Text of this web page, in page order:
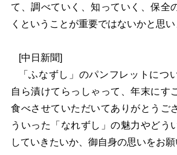
て、調べていく、知っていく、保全
くということが重要ではないかと思い
[中日新聞]
「ふなずし」のパンフレットにつ
自ら漬けてらっしゃって、年末にす
食べさせていただいてありがとうご
ういった「なれずし」の魅力やどう
していきたいか、御自身の思いをお願